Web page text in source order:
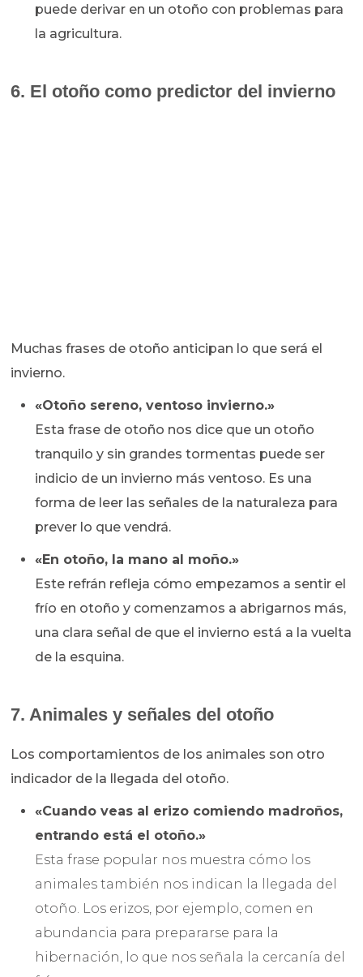
puede derivar en un otoño con problemas para
la agricultura.
6. El otoño como predictor del invierno
Muchas frases de otoño anticipan lo que será el
invierno.
«Otoño sereno, ventoso invierno.»
Esta frase de otoño nos dice que un otoño
tranquilo y sin grandes tormentas puede ser
indicio de un invierno más ventoso. Es una
forma de leer las señales de la naturaleza para
prever lo que vendrá.
«En otoño, la mano al moño.»
Este refrán refleja cómo empezamos a sentir el
frío en otoño y comenzamos a abrigarnos más,
una clara señal de que el invierno está a la vuelta
de la esquina.
7. Animales y señales del otoño
Los comportamientos de los animales son otro
indicador de la llegada del otoño.
«Cuando veas al erizo comiendo madroños,
entrando está el otoño.»
Esta frase popular nos muestra cómo los
animales también nos indican la llegada del
otoño. Los erizos, por ejemplo, comen en
abundancia para prepararse para la
hibernación, lo que nos señala la cercanía del